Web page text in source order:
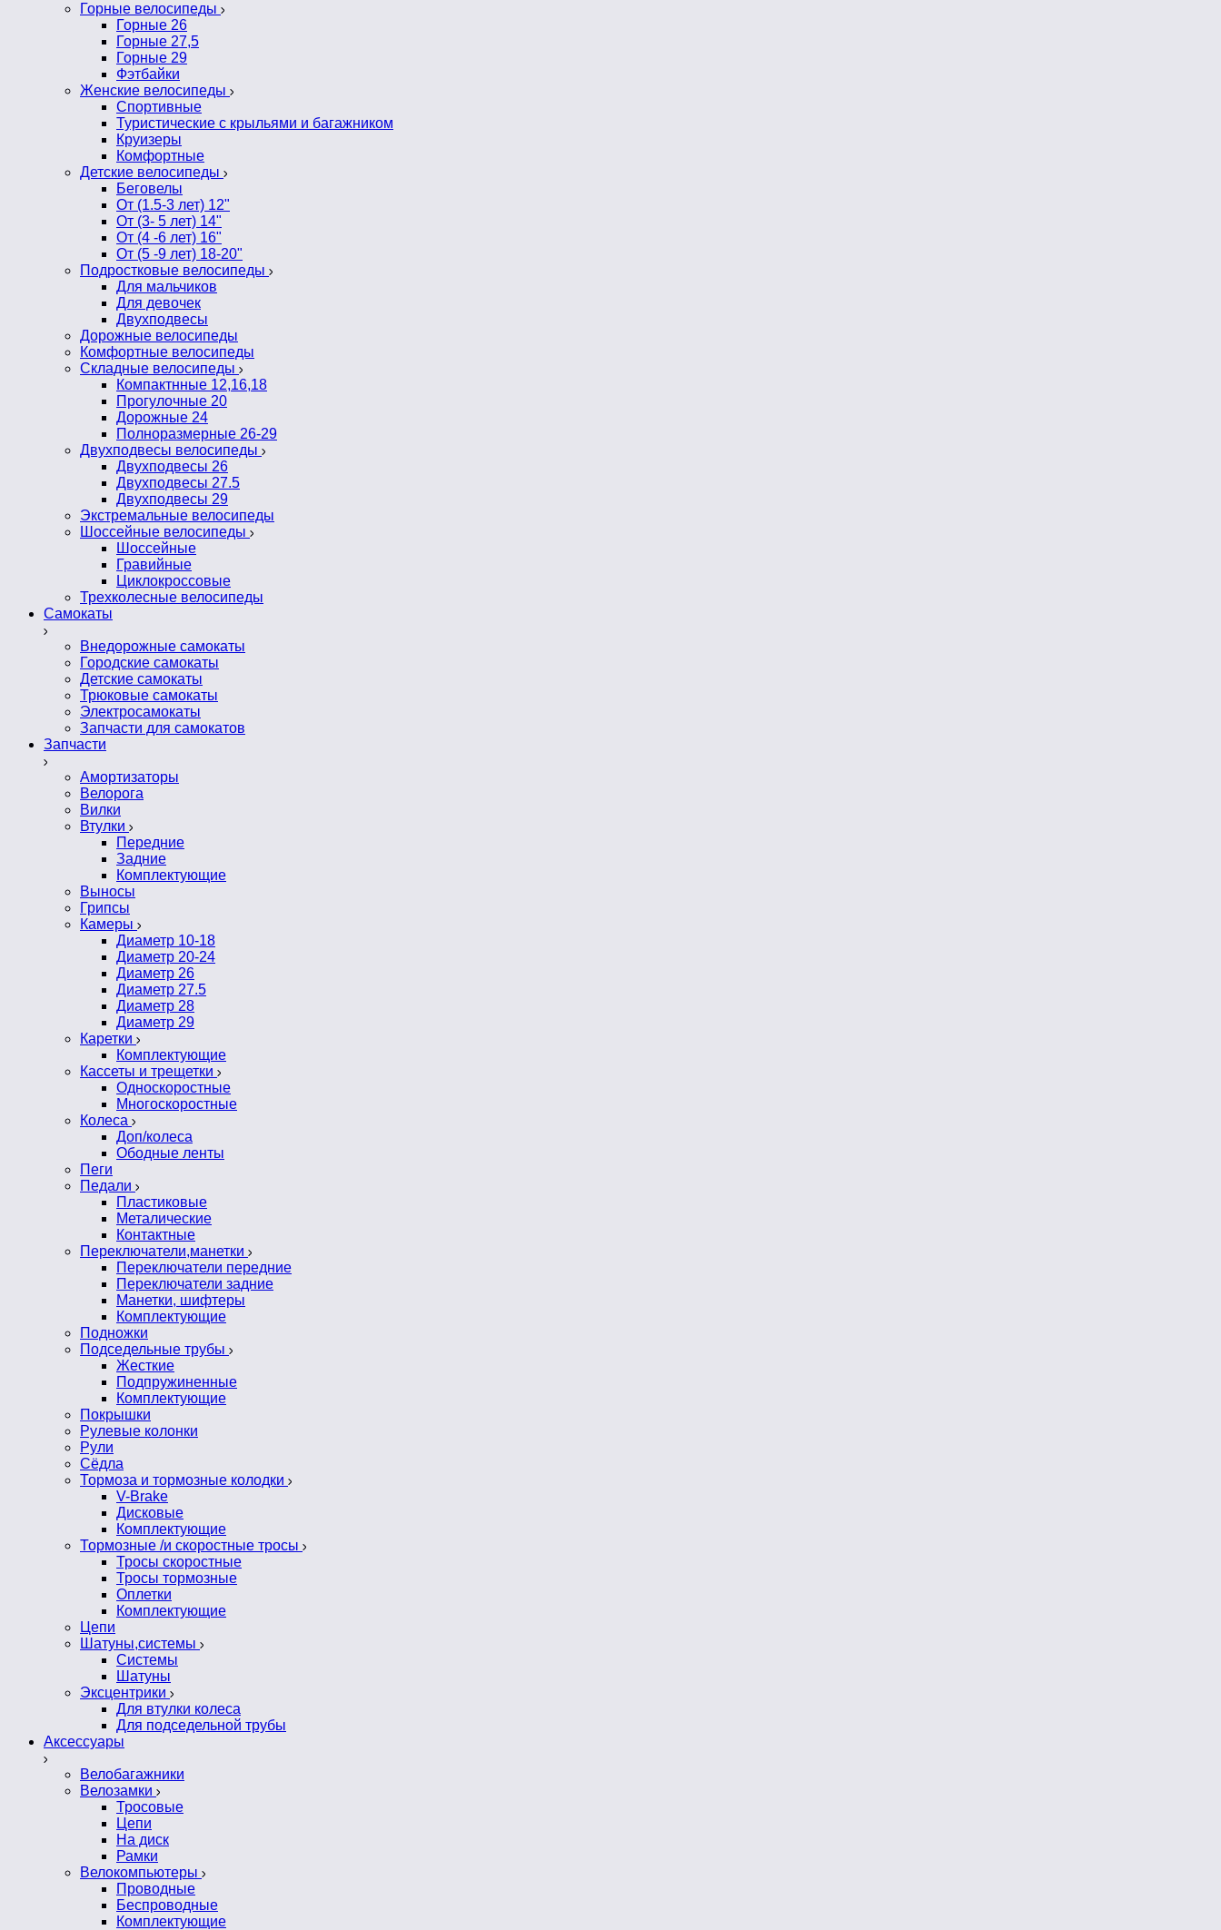
Горные велосипеды
Горные 26
Горные 27,5
Горные 29
Фэтбайки
Женские велосипеды
Спортивные
Туристические с крыльями и багажником
Круизеры
Комфортные
Детские велосипеды
Беговелы
От (1.5-3 лет) 12"
От (3- 5 лет) 14"
От (4 -6 лет) 16"
От (5 -9 лет) 18-20"
Подростковые велосипеды
Для мальчиков
Для девочек
Двухподвесы
Дорожные велосипеды
Комфортные велосипеды
Складные велосипеды
Компактнные 12,16,18
Прогулочные 20
Дорожные 24
Полноразмерные 26-29
Двухподвесы велосипеды
Двухподвесы 26
Двухподвесы 27.5
Двухподвесы 29
Экстремальные велосипеды
Шоссейные велосипеды
Шоссейные
Гравийные
Циклокроссовые
Трехколесные велосипеды
Самокаты
Внедорожные самокаты
Городские самокаты
Детские самокаты
Трюковые самокаты
Электросамокаты
Запчасти для самокатов
Запчасти
Амортизаторы
Велорога
Вилки
Втулки
Передние
Задние
Комплектующие
Выносы
Грипсы
Камеры
Диаметр 10-18
Диаметр 20-24
Диаметр 26
Диаметр 27.5
Диаметр 28
Диаметр 29
Каретки
Комплектующие
Кассеты и трещетки
Односкоростные
Многоскоростные
Колеса
Доп/колеса
Ободные ленты
Пеги
Педали
Пластиковые
Металические
Контактные
Переключатели,манетки
Переключатели передние
Переключатели задние
Манетки, шифтеры
Комплектующие
Подножки
Подседельные трубы
Жесткие
Подпружиненные
Комплектующие
Покрышки
Рулевые колонки
Рули
Сёдла
Тормоза и тормозные колодки
V-Brake
Дисковые
Комплектующие
Тормозные /и скоростные тросы
Тросы скоростные
Тросы тормозные
Оплетки
Комплектующие
Цепи
Шатуны,системы
Системы
Шатуны
Эксцентрики
Для втулки колеса
Для подседельной трубы
Аксессуары
Велобагажники
Велозамки
Тросовые
Цепи
На диск
Рамки
Велокомпьютеры
Проводные
Беспроводные
Комплектующие